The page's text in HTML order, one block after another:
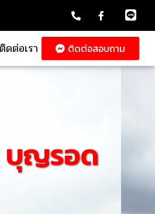
ติดต่อเรา ติดต่อสอบถาม
บุญรอด